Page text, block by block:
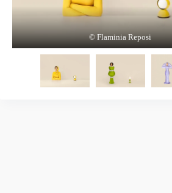
© Flaminia Reposi
© Flaminia Reposi
© Flaminia Reposi